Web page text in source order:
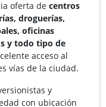
oferta de centros
droguerías,
oficinas
y todo tipo de
acceso al
vías de la ciudad.
y
con ubicación